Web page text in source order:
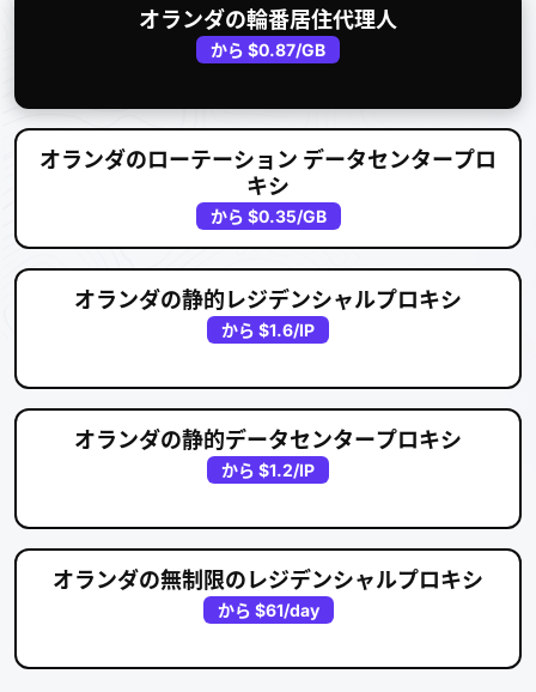
オランダの輪番居住代理人
から $0.87/GB
オランダのローテーション データセンタープロ
キシ
から $0.35/GB
オランダの静的レジデンシャルプロキシ
から $1.6/IP
オランダの静的データセンタープロキシ
から $1.2/IP
オランダの無制限のレジデンシャルプロキシ
から $61/day